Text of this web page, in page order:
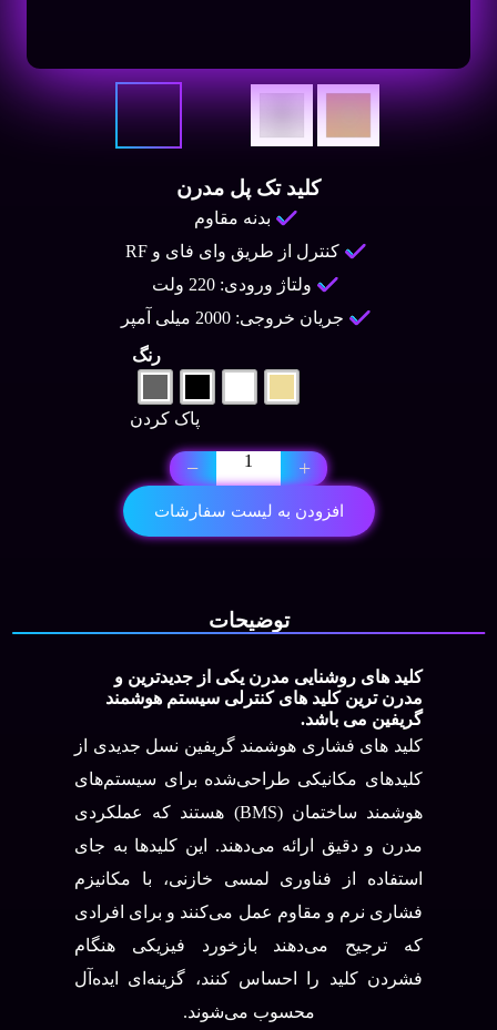
کلید تک پل مدرن
بدنه مقاوم
کنترل از طریق وای فای و RF
ولتاژ ورودی: 220 ولت
جریان خروجی: 2000 میلی آمپر
رنگ
پاک کردن
−
تک
مدرن
عدد
+
افزودن به لیست سفارشات
توضیحات
کلید های روشنایی مدرن یکی از جدیدترین و
مدرن ترین کلید های کنترلی سیستم هوشمند
گریفین می باشد.
کلید های فشاری هوشمند گریفین نسل جدیدی از
کلیدهای مکانیکی طراحی‌شده برای سیستم‌های
هوشمند ساختمان (BMS) هستند که عملکردی
مدرن و دقیق ارائه می‌دهند. این کلیدها به جای
استفاده از فناوری لمسی خازنی، با مکانیزم
فشاری نرم و مقاوم عمل می‌کنند و برای افرادی
که ترجیح می‌دهند بازخورد فیزیکی هنگام
فشردن کلید را احساس کنند، گزینه‌ای ایده‌آل
محسوب می‌شوند.